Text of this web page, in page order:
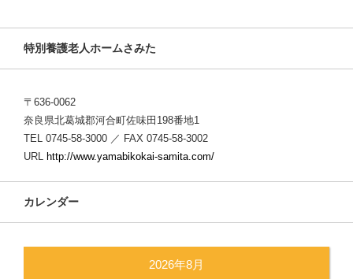
特別養護老人ホームさみた
〒636-0062
奈良県北葛城郡河合町佐味田198番地1
TEL 0745-58-3000 ／ FAX 0745-58-3002
URL
http://www.yamabikokai-samita.com/
カレンダー
2026年8月